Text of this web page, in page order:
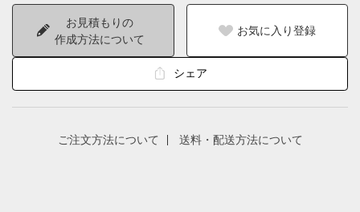
お見積もりの
作成方法について
お気に入り登録
シェア
ご注文方法について 送料・配送方法について